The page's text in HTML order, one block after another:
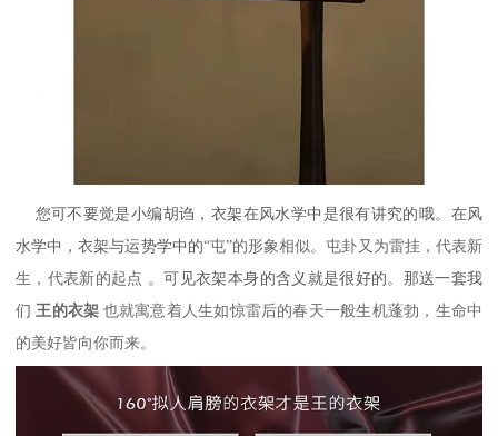
您可不要觉是小编胡诌，衣架在风水学中是很有讲究的哦。在风
水学中，衣架与运势学中的“屯”的形象相似。屯卦又为雷挂，代表新
生，代表新的起点 。可见衣架本身的含义就是很好的。那送一套我
们 王的衣架 也就寓意着人生如惊雷后的春天一般生机蓬勃，生命中
的美好皆向你而来。